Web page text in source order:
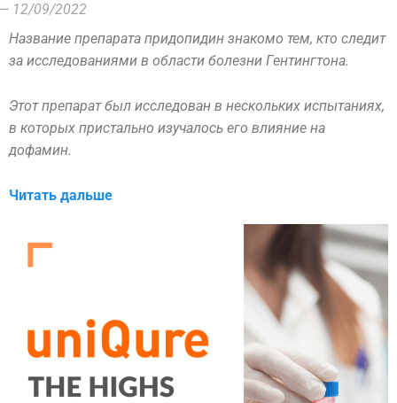
12/09/2022
Название препарата придопидин знакомо тем, кто следит
за исследованиями в области болезни Гентингтона.
Этот препарат был исследован в нескольких испытаниях,
в которых пристально изучалось его влияние на
дофамин.
Читать дальше